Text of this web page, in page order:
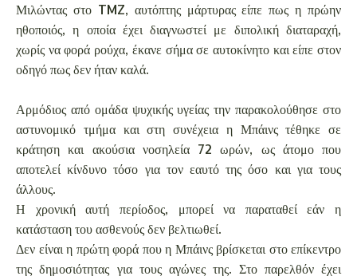
Μιλώντας στο TMZ, αυτόπτης μάρτυρας είπε πως η πρώην
ηθοποιός, η οποία έχει διαγνωστεί με διπολική διαταραχή,
χωρίς να φορά ρούχα, έκανε σήμα σε αυτοκίνητο και είπε στον
οδηγό πως δεν ήταν καλά.
Αρμόδιος από ομάδα ψυχικής υγείας την παρακολούθησε στο
αστυνομικό τμήμα και στη συνέχεια η Μπάινς τέθηκε σε
κράτηση και ακούσια νοσηλεία 72 ωρών, ως άτομο που
αποτελεί κίνδυνο τόσο για τον εαυτό της όσο και για τους
άλλους.
Η χρονική αυτή περίοδος, μπορεί να παραταθεί εάν η
κατάσταση του ασθενούς δεν βελτιωθεί.
Δεν είναι η πρώτη φορά που η Μπάινς βρίσκεται στο επίκεντρο
της δημοσιότητας για τους αγώνες της. Στο παρελθόν έχει